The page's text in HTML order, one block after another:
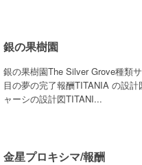
銀の果樹園
銀の果樹園The Silver Grove種類
目の夢の完了報酬TITANIA の設
ャーシの設計図TITANI...
金星プロキシマ/報酬